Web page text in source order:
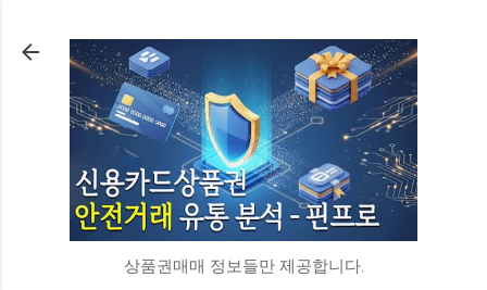
상품권매매 정보들만 제공합니다.